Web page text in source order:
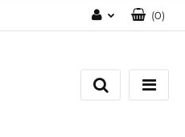
Zarejestruj się
Dodaj zgłoszenie
(0)